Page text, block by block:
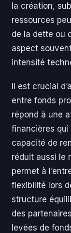
la création,
ressources
de la dette ou
aspect
intensité
Il est crucial
entre fonds
répond à une
financières
capacité de
réduit aussi le
permet à
flexibilité lors
structure
des
levées de